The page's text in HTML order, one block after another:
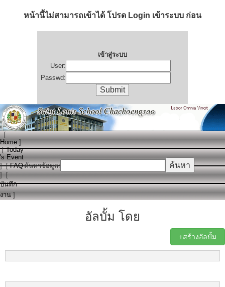
หน้านี้ไม่สามารถเข้าได้ โปรด Login เข้าระบบ ก่อน
เข้าสู่ระบบ
User:
Passwd:
[
Home]
[Today
's Event
] [FAQ
] [
บันทึก
งาน]
ค้นหาข้อมูล:
อัลบั้ม โดย